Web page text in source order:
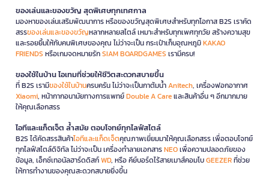
ของเล่นและของขวัญ สุดพิเศษทุกเทศกาล
มองหาของเล่นเสริมพัฒนาการ หรือของขวัญสุดพิเศษสำหรับทุกโอกาส B2S เราคัด
สรรของเล่นและของขวัญหลากหลายสไตล์ เหมาะสำหรับทุกเพศทุกวัย สร้างความสุข
และรอยยิ้มให้กับคนพิเศษของคุณ ไม่ว่าจะเป็น กระเป๋าเก็บอุณหภูมิKAKAO
FRIENDS หรือเกมจดหมายรักSIAM BOARDGAMES เรามีครบ!
ของใช้ในบ้าน ไอเทมที่ช่วยให้ชีวิตสะดวกสบายขึ้น
ที่ B2S เรามีของใช้ในบ้านครบครัน ไม่ว่าจะเป็นกาต้มน้ำAnitech, เครื่องฟอกอากาศ
Xiaomi, หน้ากากอนามัยทางการแพทย์Double A Careและสินค้าอื่น ๆ อีกมากมาย
ให้คุณเลือกสรร
ไอทีและแก็ดเจ็ต ล้ำสมัย ตอบโจทย์ทุกไลฟ์สไตล์
B2S ได้คัดสรรสินค้าไอทีและแก็ดเจ็ตคุณภาพเยี่ยมมาให้คุณเลือกสรร เพื่อตอบโจทย์
ทุกไลฟ์สไตล์ดิจิทัล ไม่ว่าจะเป็น เครื่องทำลายเอกสารNEOเพื่อความปลอดภัยของ
ข้อมูล, เอ็กซ์เทอนัลฮาร์ดดิสก์WD, หรือ คีย์บอร์ดไร้สายเมาส์คอมโบGEEZERที่ช่วย
ให้การทำงานของคุณสะดวกสบายยิ่งขึ้น